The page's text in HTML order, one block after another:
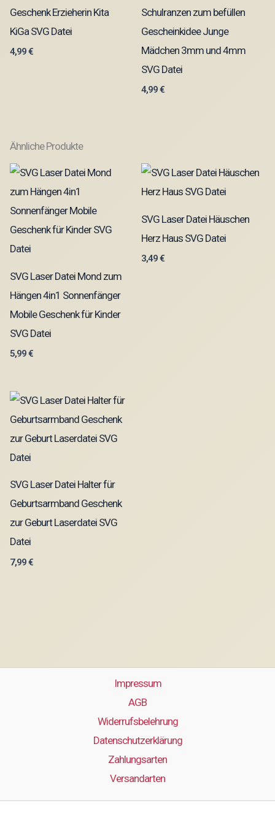
Geschenk Erzieherin Kita
KiGa SVG Datei
4,99€
Schulranzen zum befüllen
Gescheinkidee Junge
Mädchen 3mm und 4mm
SVG Datei
4,99€
Ähnliche Produkte
SVG Laser Datei Mond zum
Hängen 4in1 Sonnenfänger
Mobile Geschenk für Kinder
SVG Datei
5,99€
SVG Laser Datei Häuschen
Herz Haus SVG Datei
3,49€
SVG Laser Datei Halter für
Geburtsarmband Geschenk
zur Geburt Laserdatei SVG
Datei
7,99€
Impressum
AGB
Widerrufsbelehrung
Datenschutzerklärung
Zahlungsarten
Versandarten